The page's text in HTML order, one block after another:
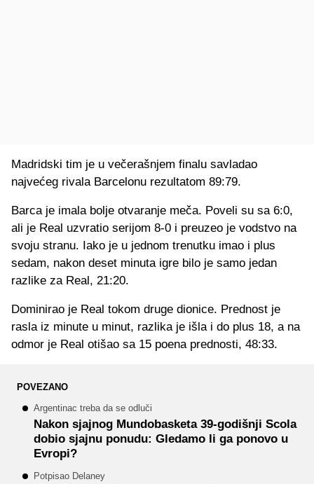
Madridski tim je u večerašnjem finalu savladao
najvećeg rivala Barcelonu rezultatom 89:79.
Barca je imala bolje otvaranje meča. Poveli su sa 6:0,
ali je Real uzvratio serijom 8-0 i preuzeo je vodstvo na
svoju stranu. Iako je u jednom trenutku imao i plus
sedam, nakon deset minuta igre bilo je samo jedan
razlike za Real, 21:20.
Dominirao je Real tokom druge dionice. Prednost je
rasla iz minute u minut, razlika je išla i do plus 18, a na
odmor je Real otišao sa 15 poena prednosti, 48:33.
POVEZANO
Argentinac treba da se odluči
Nakon sjajnog Mundobasketa 39-godišnji Scola
dobio sjajnu ponudu: Gledamo li ga ponovo u
Evropi?
Potpisao Delaney